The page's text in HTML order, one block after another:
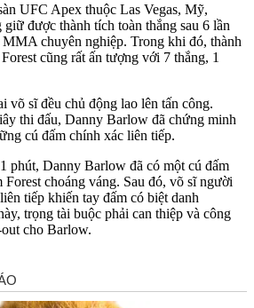
UFC Apex thuộc Las Vegas, Mỹ,
được thành tích toàn thắng sau 6 lần
chuyên nghiệp. Trong khi đó, thành
cũng rất ấn tượng với 7 thắng, 1
võ sĩ đều chủ động lao lên tấn công.
thi đấu, Danny Barlow đã chứng minh
cú đấm chính xác liên tiếp.
phút, Danny Barlow đã có một cú đấm
Forest choáng váng. Sau đó, võ sĩ người
tiếp khiến tay đấm có biệt danh
trọng tài buộc phải can thiệp và công
cho Barlow.